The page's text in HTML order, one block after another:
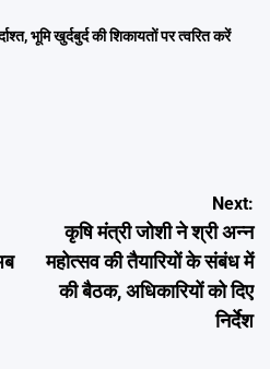
भूमि खुर्दबुर्द की शिकायतों पर त्वरित करें
Next:
कृषि मंत्री जोशी ने श्री अन्न
महोत्सव की तैयारियों के संबंध में
की बैठक, अधिकारियों को दिए
निर्देश